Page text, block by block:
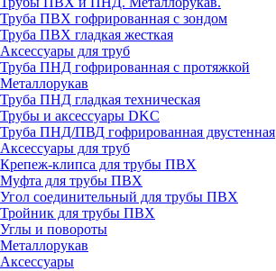
Труба ПВХ гофрированная с зондом
Труба ПВХ гладкая жесткая
Аксессуары для труб
Труба ПНД гофрированная с протяжкой
Металлорукав
Труба ПНД гладкая техническая
Трубы и аксессуары DKC
Труба ПНД/ПВД гофрированная двустенная
Аксессуары для труб
Крепеж-клипса для трубы ПВХ
Муфта для трубы ПВХ
Угол соединительный для трубы ПВХ
Тройник для трубы ПВХ
Углы и повороты
Металлорукав
Аксессуары